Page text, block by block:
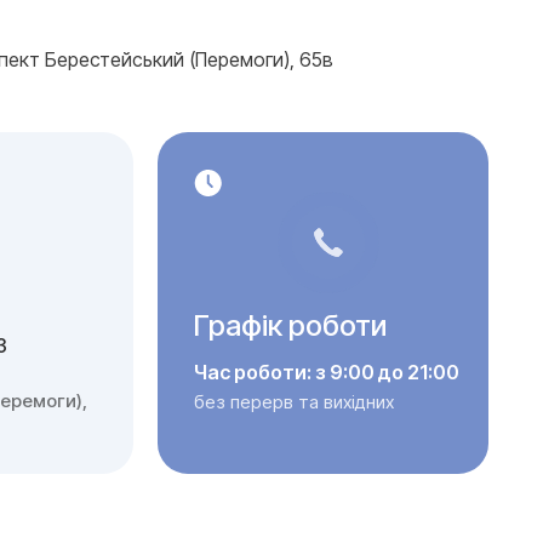
Берестейський (Перемоги), 65в
Графік роботи
Час роботи: з 9:00 до 21:00
без перерв та вихідних